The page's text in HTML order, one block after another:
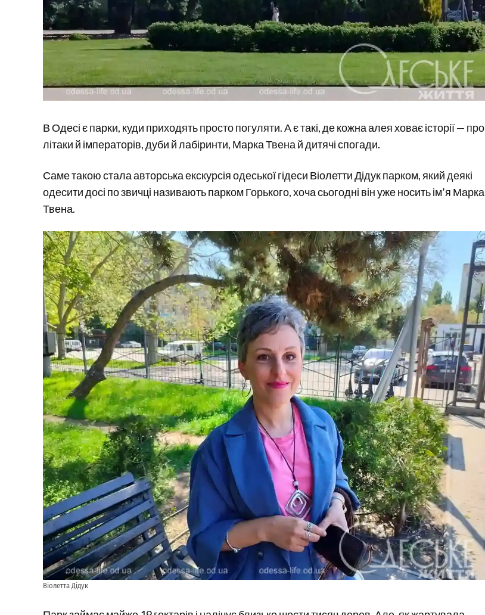
В Одесі є парки, куди приходять просто погуляти. А є такі, де кожна алея ховає історії — про
літаки й імператорів, дуби й лабіринти, Марка Твена й дитячі спогади.
Саме такою стала авторська екскурсія одеської гідеси Віолетти Дідук парком, який деякі
одесити досі по звичці називають парком Горького, хоча сьогодні він уже носить ім’я Марка
Твена.
Віолетта Дідук